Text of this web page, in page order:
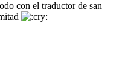
con el traductor de san